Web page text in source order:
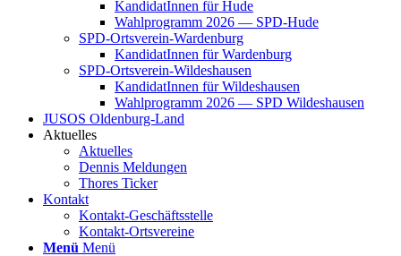
Kan­di­da­tIn­nen für Hude
Wahl­pro­gramm 2026 — SPD-Hude
SPD-Orts­­ver­­ein-War­­den­­burg
Kan­di­da­tIn­nen für War­den­burg
SPD-Orts­­ver­­ein-Wil­­des­hau­­sen
Kan­di­da­tIn­nen für Wil­des­hau­sen
Wahl­pro­gramm 2026 — SPD Wil­des­hau­sen
JUSOS Olden­­burg-Land
Aktu­el­les
Aktu­el­les
Den­nis Mel­dun­gen
Tho­res Ticker
Kon­takt
Kon­­­takt-Geschäfts­­s­tel­­le
Kon­­­takt-Orts­­ver­­ei­­ne
Menü Menü